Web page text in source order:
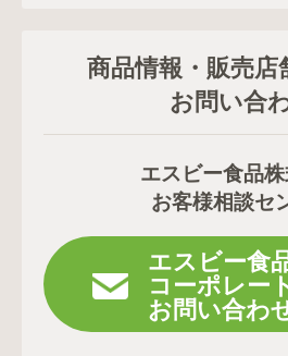
商品情報・販売店
お問い合
エスビー食品
お客様相談セ
エスビー食
コーポレー
お問い合わ